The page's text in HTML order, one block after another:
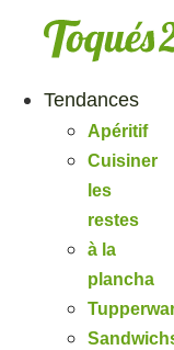
Tendances
Apéritif
Cuisiner
les
restes
à la
plancha